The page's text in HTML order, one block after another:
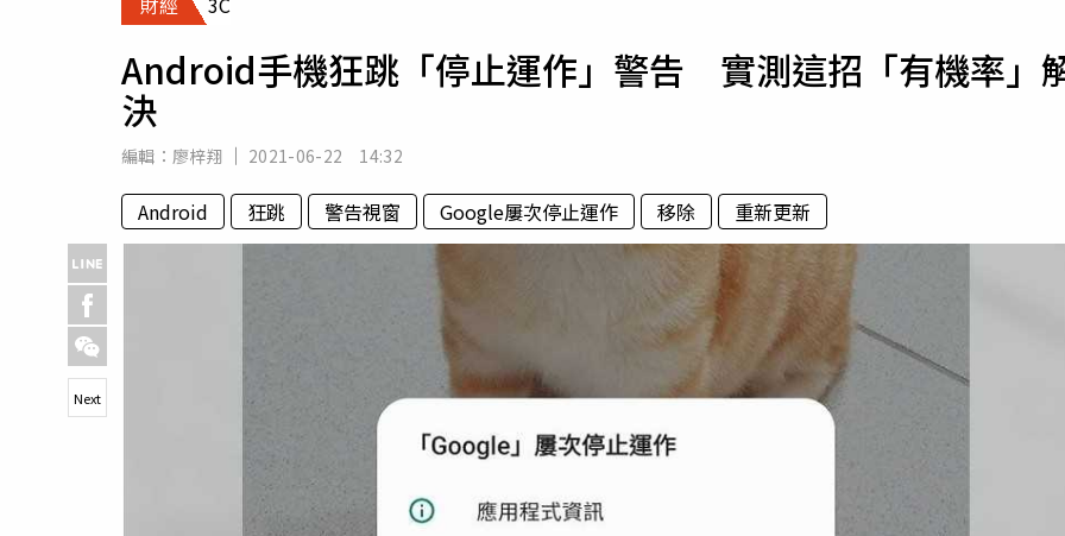
專欄
運勢
Android手機狂跳「停止運作」警告 實測這招「有機率」
決
編輯： 廖梓翔 2021-06-22 14:32
Android 狂跳 警告視窗 Google屢次停止運作 移除 重新更新
Next